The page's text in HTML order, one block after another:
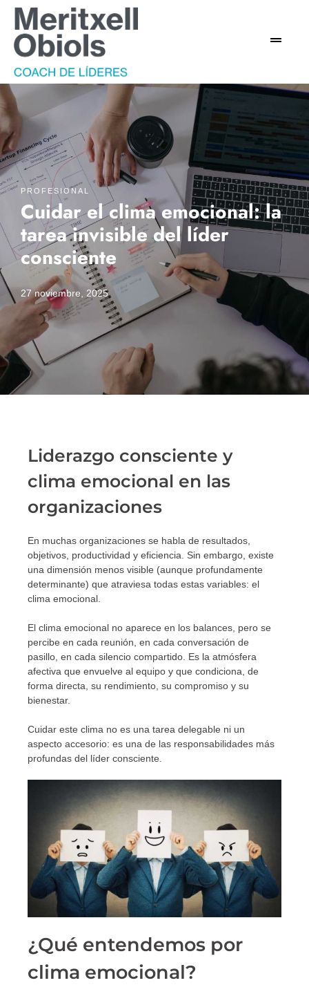
PROFESIONAL
Cuidar el clima emocional: la
tarea invisible del líder
consciente
27 noviembre, 2025
Liderazgo consciente y
clima emocional en las
organizaciones
En muchas organizaciones se habla de resultados,
objetivos, productividad y eficiencia. Sin embargo, existe
una dimensión menos visible (aunque profundamente
determinante) que atraviesa todas estas variables: el
clima emocional.
El clima emocional no aparece en los balances, pero se
percibe en cada reunión, en cada conversación de
pasillo, en cada silencio compartido. Es la atmósfera
afectiva que envuelve al equipo y que condiciona, de
forma directa, su rendimiento, su compromiso y su
bienestar.
Cuidar este clima no es una tarea delegable ni un
aspecto accesorio: es una de las responsabilidades más
profundas del líder consciente.
¿Qué entendemos por
clima emocional?